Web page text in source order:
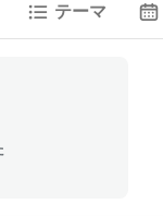
テーマ